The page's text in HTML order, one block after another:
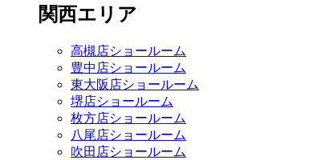
関西エリア
高槻店ショールーム
豊中店ショールーム
東大阪店ショールーム
堺店ショールーム
枚方店ショールーム
八尾店ショールーム
吹田店ショールーム